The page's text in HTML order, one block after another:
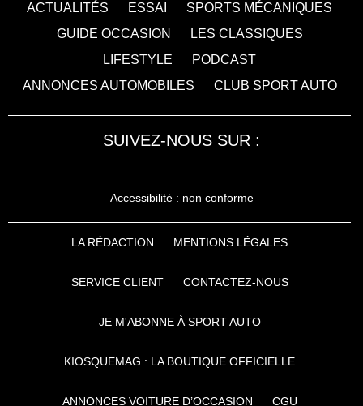
ACTUALITÉS ESSAI
SPORTS MÉCANIQUES
GUIDE OCCASION
LES CLASSIQUES
LIFESTYLE
PODCAST
ANNONCES AUTOMOBILES
CLUB SPORT AUTO
SUIVEZ-NOUS SUR :
Accessibilité : non conforme
LA RÉDACTION MENTIONS LÉGALES
SERVICE CLIENT CONTACTEZ-NOUS
JE M'ABONNE À SPORT AUTO
KIOSQUEMAG : LA BOUTIQUE OFFICIELLE
ANNONCES VOITURE D’OCCASION CGU